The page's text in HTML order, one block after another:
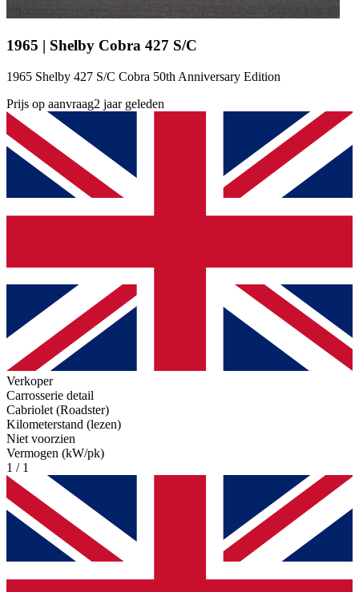
1965 | Shelby Cobra 427 S/C
1965 Shelby 427 S/C Cobra 50th Anniversary Edition
Prijs op aanvraag2 jaar geleden
Verkoper
Carrosserie detail
Cabriolet (Roadster)
Kilometerstand (lezen)
Niet voorzien
Vermogen (kW/pk)
1 / 1